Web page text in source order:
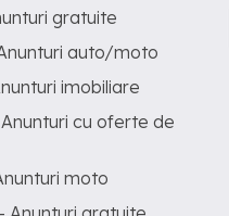
gratuite
auto/moto
imobiliare
cu oferte de
moto